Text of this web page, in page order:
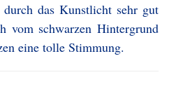
das Kunstlicht sehr gut
vom schwarzen Hintergrund
eine tolle Stimmung.